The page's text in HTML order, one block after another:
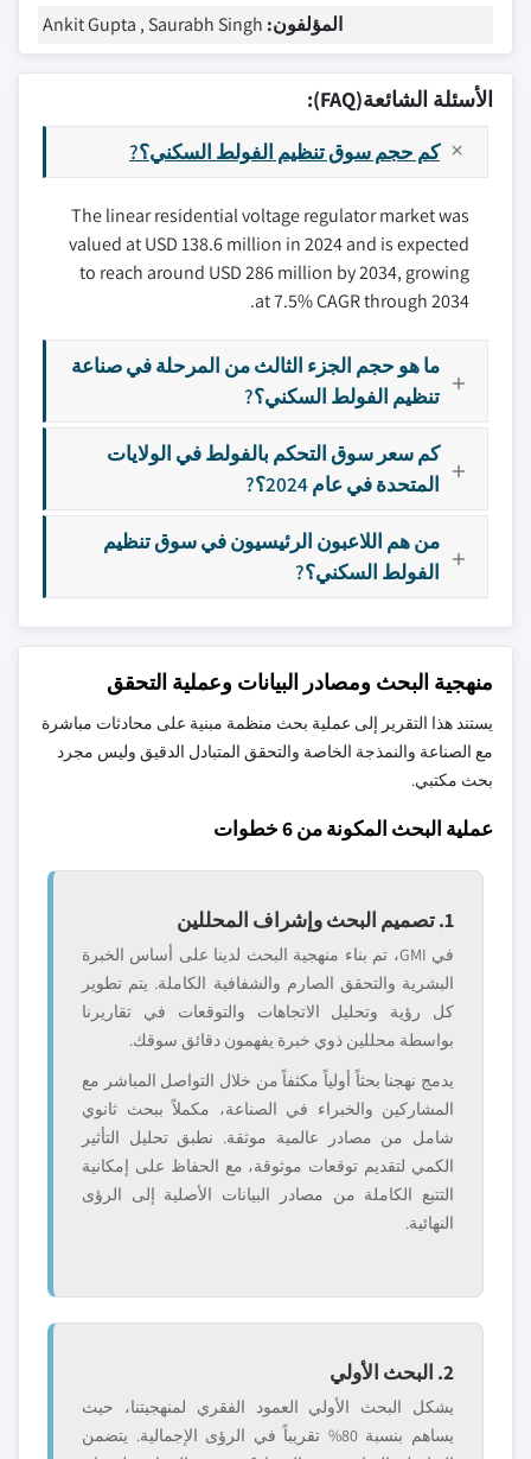
المؤلفون: Ankit Gupta , Saurabh Singh
الأسئلة الشائعة(FAQ):
كم حجم سوق تنظيم الفولط السكني؟?
The linear residential voltage regulator market was
valued at USD 138.6 million in 2024 and is expected
to reach around USD 286 million by 2034, growing
at 7.5% CAGR through 2034.
ما هو حجم الجزء الثالث من المرحلة في صناعة
تنظيم الفولط السكني؟?
كم سعر سوق التحكم بالفولط في الولايات
المتحدة في عام 2024؟?
من هم اللاعبون الرئيسيون في سوق تنظيم
الفولط السكني؟?
منهجية البحث ومصادر البيانات وعملية التحقق
يستند هذا التقرير إلى عملية بحث منظمة مبنية على محادثات مباشرة
مع الصناعة والنمذجة الخاصة والتحقق المتبادل الدقيق وليس مجرد
بحث مكتبي.
عملية البحث المكونة من 6 خطوات
1. تصميم البحث وإشراف المحللين
في GMI، تم بناء منهجية البحث لدينا على أساس الخبرة
البشرية والتحقق الصارم والشفافية الكاملة. يتم تطوير
كل رؤية وتحليل الاتجاهات والتوقعات في تقاريرنا
بواسطة محللين ذوي خبرة يفهمون دقائق سوقك.
يدمج نهجنا بحثاً أولياً مكثفاً من خلال التواصل المباشر مع
المشاركين والخبراء في الصناعة، مكملاً ببحث ثانوي
شامل من مصادر عالمية موثقة. نطبق تحليل التأثير
الكمي لتقديم توقعات موثوقة، مع الحفاظ على إمكانية
التتبع الكاملة من مصادر البيانات الأصلية إلى الرؤى
النهائية.
2. البحث الأولي
يشكل البحث الأولي العمود الفقري لمنهجيتنا، حيث
يساهم بنسبة 80% تقريباً في الرؤى الإجمالية. يتضمن